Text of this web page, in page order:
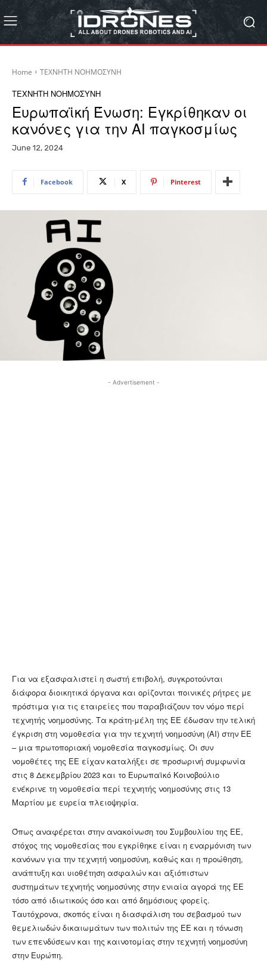
Home ΤΕΧΝΗΤΗ ΝΟΗΜΟΣΥΝΗ
ΤΕΧΝΗΤΗ ΝΟΗΜΟΣΥΝΗ
Ευρωπαϊκή Ένωση: Εγκρίθηκαν οι
κανόνες για την AI παγκοσμίως
June 12, 2024
Facebook X Pinterest
- Advertisement -
Για να εξασφαλιστεί η σωστή επιβολή, συγκροτούνται
διάφορα διοικητικά όργανα και ορίζονται ποινικές ρήτρες με
πρόστιμα για τις εταιρείες που παραβιάζουν τον νόμο περί
τεχνητής νοημοσύνης. Τα κράτη-μέλη της ΕΕ έδωσαν την τελική
έγκριση στη νομοθεσία για την τεχνητή νοημοσύνη (ΑΙ) στην ΕΕ
– μια πρωτοποριακή νομοθεσία παγκοσμίως. Οι συν
νομοθέτες της ΕΕ είχαν καταλήξει σε προσωρινή συμφωνία
στις 8 Δεκεμβρίου 2023 και το Ευρωπαϊκό Κοινοβούλιο
ενέκρινε τη νομοθεσία περί τεχνητής νοημοσύνης στις 13
Μαρτίου με ευρεία πλειοψηφία.
Όπως αναφέρεται στην ανακοίνωση του Συμβουλίου της ΕΕ,
στόχος της νομοθεσίας που εγκρίθηκε είναι η εναρμόνιση των
κανόνων για την τεχνητή νοημοσύνη, καθώς και η προώθηση,
ανάπτυξη και υιοθέτηση ασφαλών και αξιόπιστων
συστημάτων τεχνητής νοημοσύνης στην ενιαία αγορά της ΕΕ
τόσο από ιδιωτικούς όσο και από δημόσιους φορείς.
Ταυτόχρονα, σκοπός είναι η διασφάλιση του σεβασμού των
θεμελιωδών δικαιωμάτων των πολιτών της ΕΕ και η τόνωση
των επενδύσεων και της καινοτομίας στην τεχνητή νοημοσύνη
στην Ευρώπη.